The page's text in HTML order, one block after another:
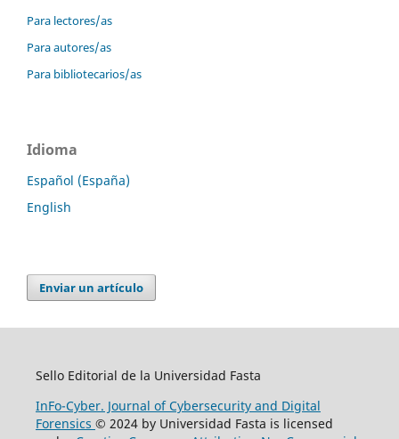
Para lectores/as
Para autores/as
Para bibliotecarios/as
Idioma
Español (España)
English
Enviar un artículo
Sello Editorial de la Universidad Fasta
InFo-Cyber. Journal of Cybersecurity and Digital
Forensics © 2024 by Universidad Fasta is licensed